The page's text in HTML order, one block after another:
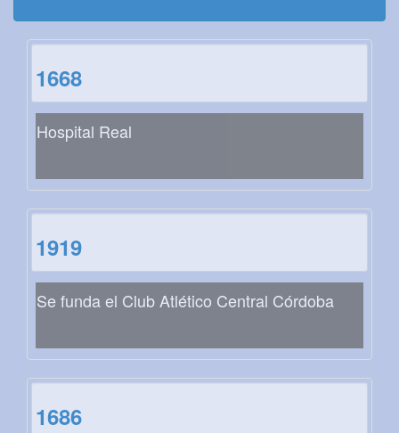
1668
Hospital Real
1919
Se funda el Club Atlético Central Córdoba
1686